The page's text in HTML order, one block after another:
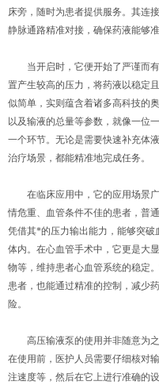
床旁，随时为患者提供服务。其连
静脉通路精准对接，确保药液能够
当开启时，它便开始了严谨而有
置产生较高的压力，将药液以稳定
似简单，实则蕴含着诸多高科技的
以及输液的总量等参数，就像一位
一个环节。无论是需要快速补充体
治疗场景，都能精准地完成任务。
在临床应用中，它的应用场景广
情危重、血管条件不佳的患者，普
凭借其*的压力输出能力，能够突
体内。在心血管手术中，它更是大
物等，维持患者心血管系统的稳定
患者，也能通过精准的控制，减少
险。
高压输液泵的使用并非随意为之
在使用前，医护人员需要仔细核对
注速度等，然后在它上进行准确的